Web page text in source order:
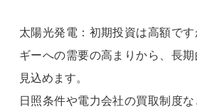
太陽光発電：初期投資は高額で
ギーへの需要の高まりから、長
見込めます。
日照条件や電力会社の買取制度